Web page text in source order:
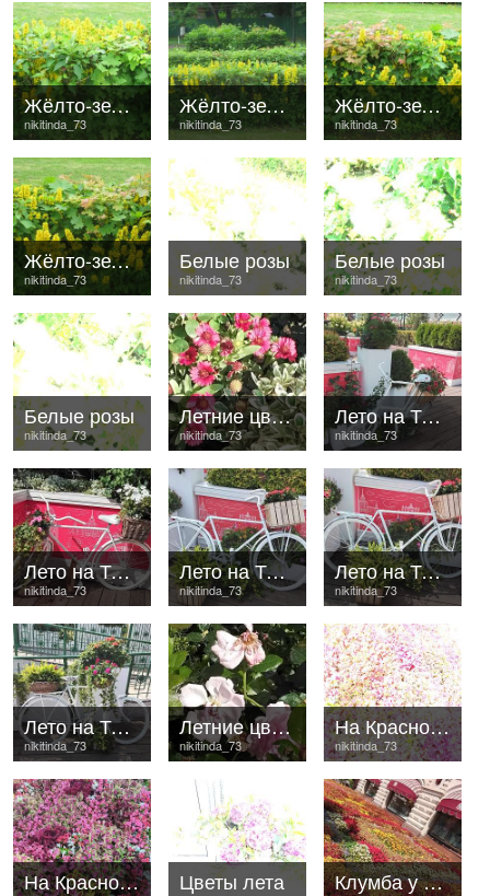
nikitinda_73
Жёлто-зелёное лето
nikitinda_73
Жёлто-зелёное лето
nikitinda_73
Жёлто-зелёное лето
nikitinda_73
Жёлто-зелёное лето
nikitinda_73
Белые розы
nikitinda_73
Белые розы
nikitinda_73
Белые розы
nikitinda_73
Летние цветочки
nikitinda_73
Лето на Тверской
nikitinda_73
Лето на Тверской
nikitinda_73
Лето на Тверской
nikitinda_73
Лето на Тверской
nikitinda_73
Лето на Тверской
nikitinda_73
Летние цветы
nikitinda_73
На Красной площади цветник
На Красной площади цветник Цветы лета Клумба у ГУМа